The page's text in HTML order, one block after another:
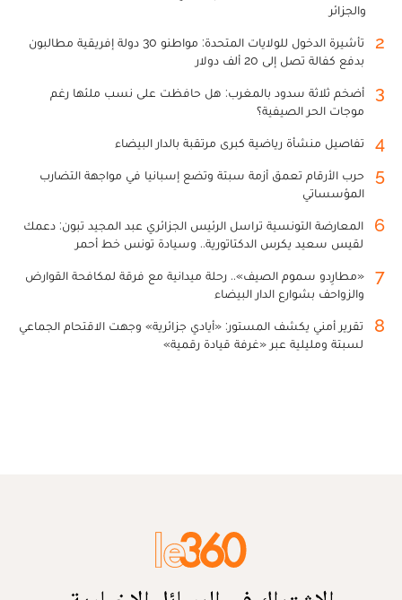
والجزائر
2
تأشيرة الدخول للولايات المتحدة: مواطنو 30 دولة إفريقية مطالبون
بدفع كفالة تصل إلى 20 ألف دولار
3
أضخم ثلاثة سدود بالمغرب: هل حافظت على نسب ملئها رغم
موجات الحر الصيفية؟
4 تفاصيل منشأة رياضية كبرى مرتقبة بالدار البيضاء
5
حرب الأرقام تعمق أزمة سبتة وتضع إسبانيا في مواجهة التضارب
المؤسساتي
6
المعارضة التونسية تراسل الرئيس الجزائري عبد المجيد تبون: دعمك
لقيس سعيد يكرس الدكتاتورية.. وسيادة تونس خط أحمر
7
«مطارِدو سموم الصيف».. رحلة ميدانية مع فرقة لمكافحة القوارض
والزواحف بشوارع الدار البيضاء
8
تقرير أمني يكشف المستور: «أيادي جزائرية» وجهت الاقتحام الجماعي
لسبتة ومليلية عبر «غرفة قيادة رقمية»